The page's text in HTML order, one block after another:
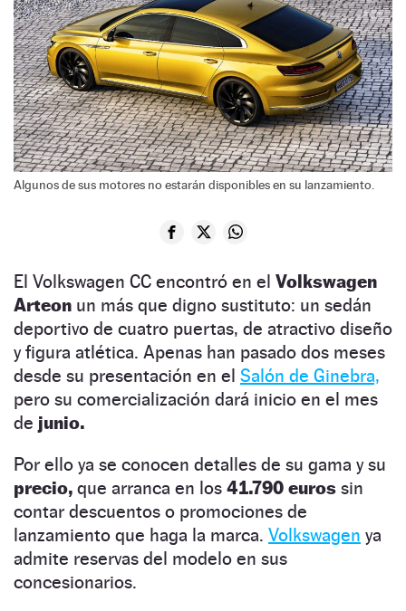
Algunos de sus motores no estarán disponibles en su lanzamiento.
El Volkswagen CC encontró en el Volkswagen
Arteon un más que digno sustituto: un sedán
deportivo de cuatro puertas, de atractivo diseño
y figura atlética. Apenas han pasado dos meses
desde su presentación en el Salón de Ginebra,
pero su comercialización dará inicio en el mes
de junio.
Por ello ya se conocen detalles de su gama y su
precio, que arranca en los 41.790 euros sin
contar descuentos o promociones de
lanzamiento que haga la marca. Volkswagen ya
admite reservas del modelo en sus
concesionarios.